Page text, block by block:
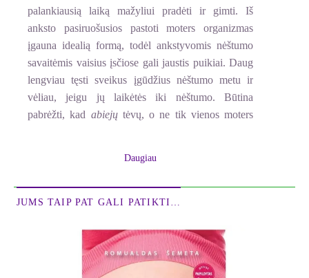
palankiausią laiką mažyliui pradėti ir gimti. Iš
anksto pasiruošusios pastoti moters organizmas
įgauna idealią formą, todėl ankstyvomis nėštumo
savaitėmis vaisius įsčiose gali jaustis puikiai. Daug
lengviau tęsti sveikus įgūdžius nėštumo metu ir
vėliau, jeigu jų laikėtės iki nėštumo. Būtina
pabrėžti, kad abiejųtėvų, o ne tik vienos moters
fizinę sveikatą ir psichologinį pasirengimą
rūpestingai įvertinti savo emocinę, kūno sveikatos,
finansinį pasirengimą, supančią aplinką ir mitybą.
Jeigu paisysite knygoje pateiktų rekomendacijų iki
pastojimo, jūs:
Daugiau
JUMS TAIP PAT GALI PATIKTI…